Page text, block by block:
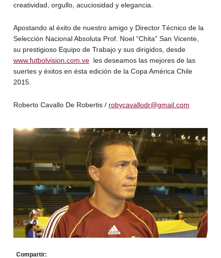
creatividad, orgullo, acuciosidad y elegancia.
Apostando al éxito de nuestro amigo y Director Técnico de la
Selección Nacional Absoluta Prof. Noel “Chita” San Vicente,
su prestigioso Equipo de Trabajo y sus dirigidos, desde
www.futbolvision.com.veles deseamos las mejores de las
suertes y éxitos en ésta edición de la Copa América Chile
2015.
Roberto Cavallo De Robertis / robycavallodr@gmail.com
Compartir: